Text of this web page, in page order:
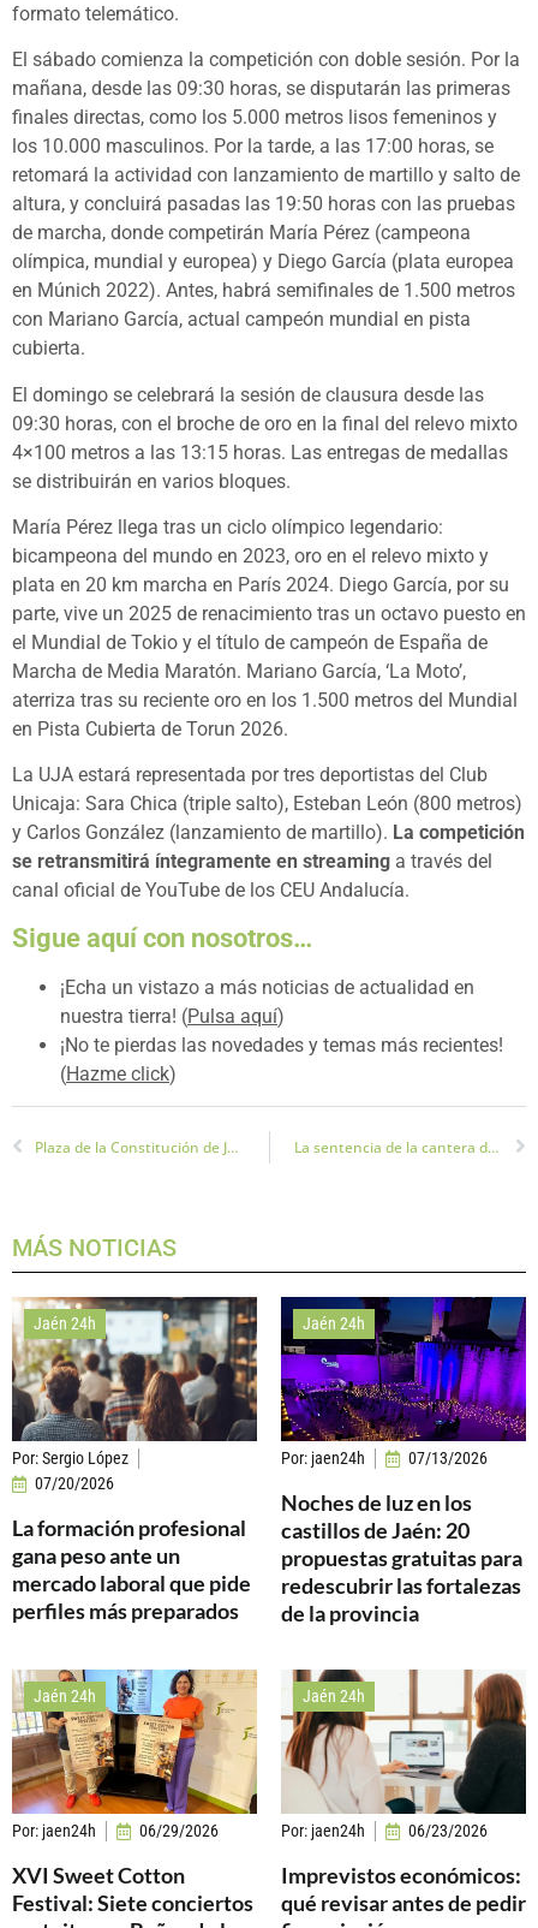
formato telemático.
El sábado comienza la competición con doble sesión. Por la
mañana, desde las 09:30 horas, se disputarán las primeras
finales directas, como los 5.000 metros lisos femeninos y
los 10.000 masculinos. Por la tarde, a las 17:00 horas, se
retomará la actividad con lanzamiento de martillo y salto de
altura, y concluirá pasadas las 19:50 horas con las pruebas
de marcha, donde competirán María Pérez (campeona
olímpica, mundial y europea) y Diego García (plata europea
en Múnich 2022). Antes, habrá semifinales de 1.500 metros
con Mariano García, actual campeón mundial en pista
cubierta.
El domingo se celebrará la sesión de clausura desde las
09:30 horas, con el broche de oro en la final del relevo mixto
4×100 metros a las 13:15 horas. Las entregas de medallas
se distribuirán en varios bloques.
María Pérez llega tras un ciclo olímpico legendario:
bicampeona del mundo en 2023, oro en el relevo mixto y
plata en 20 km marcha en París 2024. Diego García, por su
parte, vive un 2025 de renacimiento tras un octavo puesto en
el Mundial de Tokio y el título de campeón de España de
Marcha de Media Maratón. Mariano García, ‘La Moto’,
aterriza tras su reciente oro en los 1.500 metros del Mundial
en Pista Cubierta de Torun 2026.
La UJA estará representada por tres deportistas del Club
Unicaja: Sara Chica (triple salto), Esteban León (800 metros)
y Carlos González (lanzamiento de martillo). La competición
se retransmitirá íntegramente en streaming a través del
canal oficial de YouTube de los CEU Andalucía.
Sigue aquí con nosotros…
¡Echa un vistazo a más noticias de actualidad en
nuestra tierra! (Pulsa aquí)
¡No te pierdas las novedades y temas más recientes!
(Hazme click)
Plaza de la Constitución de Jaén: licitación abierta por 3,1 millones para su renovación La sentencia de la cantera de la Fuente la Peña ya es firme
MÁS NOTICIAS
Jaén 24h
Por:Sergio López
07/20/2026
La formación profesional
gana peso ante un
mercado laboral que pide
perfiles más preparados
Jaén 24h
Por: jaen24h 07/13/2026
Noches de luz en los
castillos de Jaén: 20
propuestas gratuitas para
redescubrir las fortalezas
de la provincia
Jaén 24h
Por: jaen24h 06/29/2026
XVI Sweet Cotton
Festival: Siete conciertos
Jaén 24h
Por: jaen24h 06/23/2026
Imprevistos económicos:
qué revisar antes de pedir